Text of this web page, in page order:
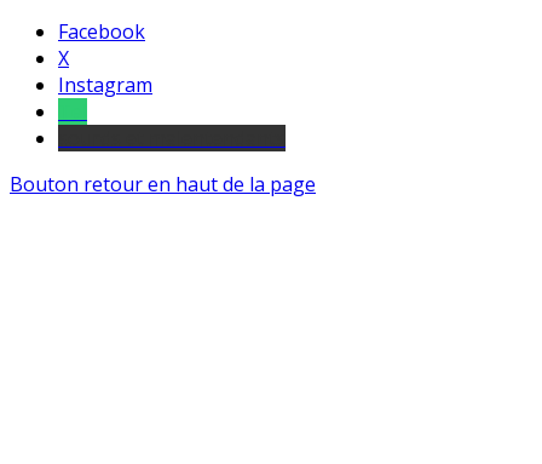
Facebook
X
Instagram
Bouton retour en haut de la page